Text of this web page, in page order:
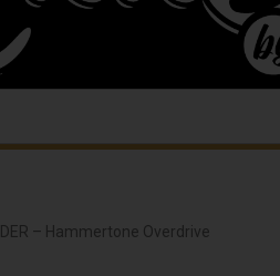
– Hammertone Overdrive